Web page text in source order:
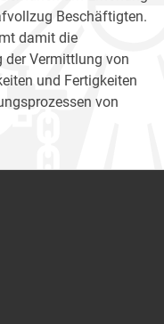
Beschäftigten.
damit die
der Vermittlung von
und Fertigkeiten
von